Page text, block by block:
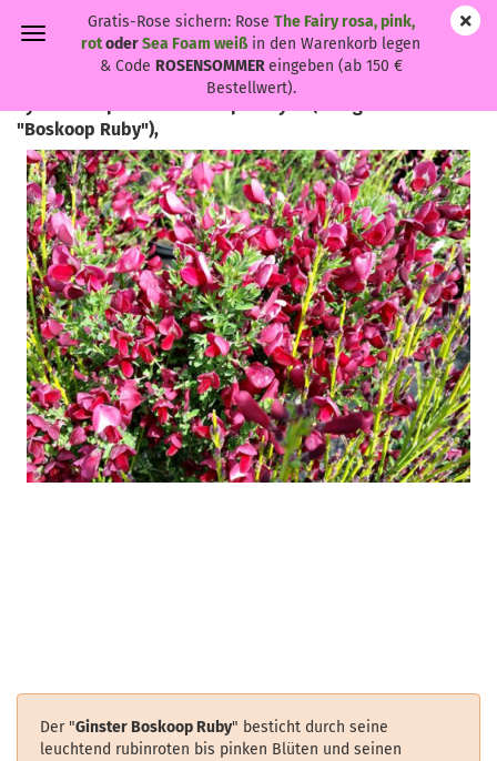
Gratis-Rose sichern: Rose The Fairy rosa, pink,
rotoderSea Foam weißin den Warenkorb legen
& Code ROSENSOMMEReingeben (ab 150 €
Bestellwert).
"Boskoop Ruby"),
Der "Ginster Boskoop Ruby" besticht durch seine
leuchtend rubinroten bis pinken Blüten und seinen